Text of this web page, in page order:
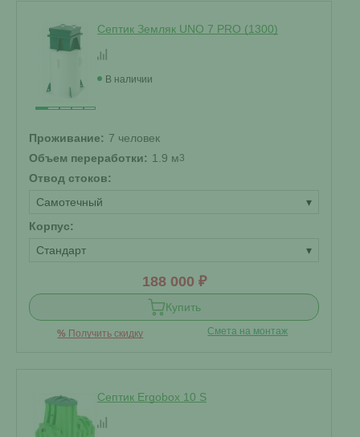
Септик Земляк UNO 7 PRO (1300)
В наличии
Проживание: 7 человек
Объем переработки: 1.9 м3
Отвод стоков:
Самотечный
▾
Корпус:
Стандарт
▾
188 000 ₽
Купить
% Получить скидку Смета на монтаж
Септик Ergobox 10 S